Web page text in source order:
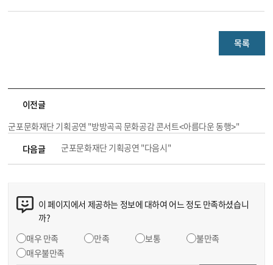
목록
이전글
군포문화재단 기획공연 "방방곡곡 문화공감 콘서트<아름다운 동행>"
다음글
군포문화재단 기획공연 "다음시"
이 페이지에서 제공하는 정보에 대하여 어느 정도 만족하셨습니
까?
매우 만족
만족 보통
불만족
매우불만족